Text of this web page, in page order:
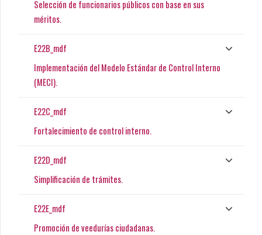
Selección de funcionarios públicos con base en sus
méritos.
E22B_mdf
Implementación del Modelo Estándar de Control Interno
(MECI).
E22C_mdf
Fortalecimiento de control interno.
E22D_mdf
Simplificación de trámites.
E22E_mdf
Promoción de veedurías ciudadanas.